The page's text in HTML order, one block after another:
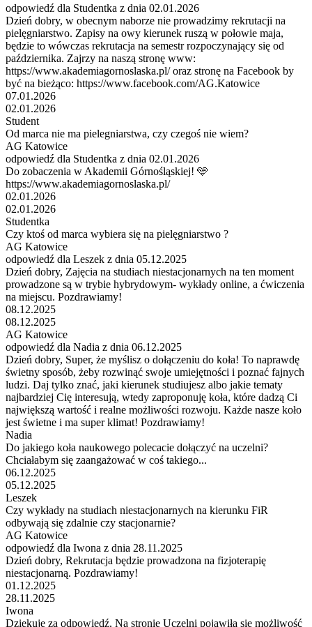
odpowiedź dla Studentka z dnia 02.01.2026
Dzień dobry, w obecnym naborze nie prowadzimy rekrutacji na
pielęgniarstwo. Zapisy na owy kierunek ruszą w połowie maja,
będzie to wówczas rekrutacja na semestr rozpoczynający się od
października. Zajrzy na naszą stronę www:
https://www.akademiagornoslaska.pl/ oraz stronę na Facebook by
być na bieżąco: https://www.facebook.com/AG.Katowice
07.01.2026
02.01.2026
Student
Od marca nie ma pielegniarstwa, czy czegoś nie wiem?
AG Katowice
odpowiedź dla Studentka z dnia 02.01.2026
Do zobaczenia w Akademii Górnośląskiej! 🩵
https://www.akademiagornoslaska.pl/
02.01.2026
02.01.2026
Studentka
Czy ktoś od marca wybiera się na pielęgniarstwo ?
AG Katowice
odpowiedź dla Leszek z dnia 05.12.2025
Dzień dobry, Zajęcia na studiach niestacjonarnych na ten moment
prowadzone są w trybie hybrydowym- wykłady online, a ćwiczenia
na miejscu. Pozdrawiamy!
08.12.2025
08.12.2025
AG Katowice
odpowiedź dla Nadia z dnia 06.12.2025
Dzień dobry, Super, że myślisz o dołączeniu do koła! To naprawdę
świetny sposób, żeby rozwinąć swoje umiejętności i poznać fajnych
ludzi. Daj tylko znać, jaki kierunek studiujesz albo jakie tematy
najbardziej Cię interesują, wtedy zaproponuję koła, które dadzą Ci
największą wartość i realne możliwości rozwoju. Każde nasze koło
jest świetne i ma super klimat! Pozdrawiamy!
Nadia
Do jakiego koła naukowego polecacie dołączyć na uczelni?
Chciałabym się zaangażować w coś takiego...
06.12.2025
05.12.2025
Leszek
Czy wykłady na studiach niestacjonarnych na kierunku FiR
odbywają się zdalnie czy stacjonarnie?
AG Katowice
odpowiedź dla Iwona z dnia 28.11.2025
Dzień dobry, Rekrutacja będzie prowadzona na fizjoterapię
niestacjonarną. Pozdrawiamy!
01.12.2025
28.11.2025
Iwona
Dziękuje za odpowiedź. Na stronie Uczelni pojawiła się możliwość